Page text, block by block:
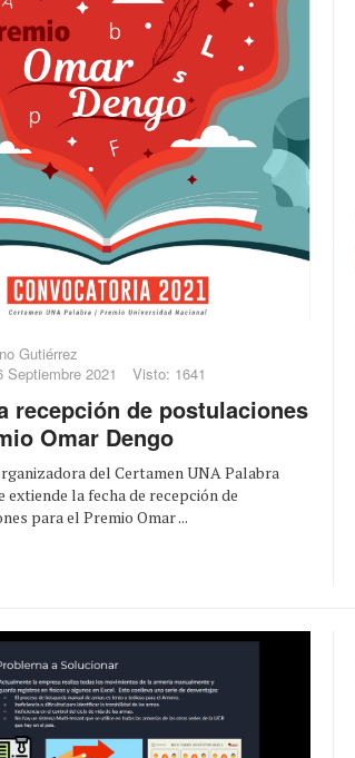
Gutiérrez
Septiembre 2021
Visto: 1641
recepción de postulaciones
Omar Dengo
del Certamen UNA Palabra
extiende la fecha de recepción de
para el Premio Omar ...